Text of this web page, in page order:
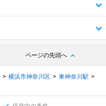
ページの先頭へ
横浜市神奈川区
東神奈川駅